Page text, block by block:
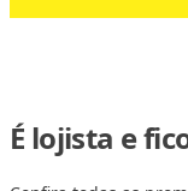
É lojista e